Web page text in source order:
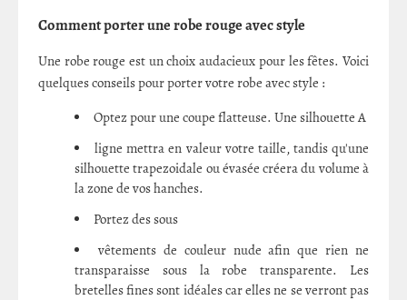
Comment porter une robe rouge avec style
Une robe rouge est un choix audacieux pour les fêtes. Voici
quelques conseils pour porter votre robe avec style :
Optez pour une coupe flatteuse. Une silhouette A
ligne mettra en valeur votre taille, tandis qu'une
silhouette trapezoidale ou évasée créera du volume à
la zone de vos hanches.
Portez des sous
vêtements de couleur nude afin que rien ne
transparaisse sous la robe transparente. Les
bretelles fines sont idéales car elles ne se verront pas